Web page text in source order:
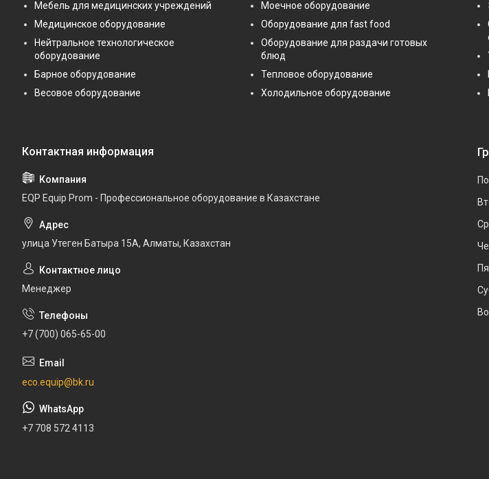
Мебель для медицинских учреждений
Медицинское оборудование
Нейтральное технологическое
оборудование
Барное оборудование
Весовое оборудование
Моечное оборудование
Оборудование для fast food
Оборудование для раздачи готовых
блюд
Тепловое оборудование
Холодильное оборудование
EQP Equip Prom - Профессиональное оборудование в Казахстане
улица Утеген Батыра 15А, Алматы, Казахстан
Менеджер
+7 (700) 065-65-00
eco.equip@bk.ru
+7 708 572 4113